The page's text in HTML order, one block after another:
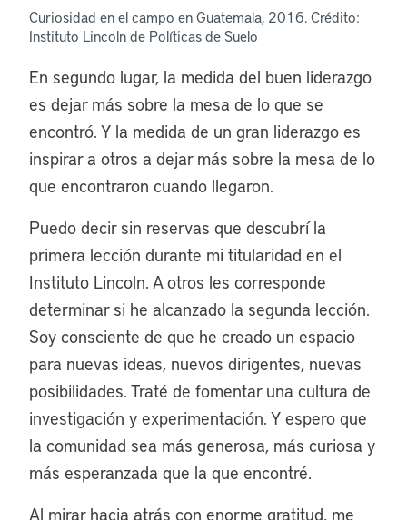
Curiosidad en el campo en Guatemala, 2016. Crédito:
Instituto Lincoln de Políticas de Suelo
En segundo lugar, la medida del buen liderazgo
es dejar más sobre la mesa de lo que se
encontró. Y la medida de un gran liderazgo es
inspirar a otros a dejar más sobre la mesa de lo
que encontraron cuando llegaron.
Puedo decir sin reservas que descubrí la
primera lección durante mi titularidad en el
Instituto Lincoln. A otros les corresponde
determinar si he alcanzado la segunda lección.
Soy consciente de que he creado un espacio
para nuevas ideas, nuevos dirigentes, nuevas
posibilidades. Traté de fomentar una cultura de
investigación y experimentación. Y espero que
la comunidad sea más generosa, más curiosa y
más esperanzada que la que encontré.
Al mirar hacia atrás con enorme gratitud, me